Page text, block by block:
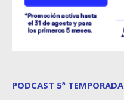
PODCAST 5ª TEMPORADA